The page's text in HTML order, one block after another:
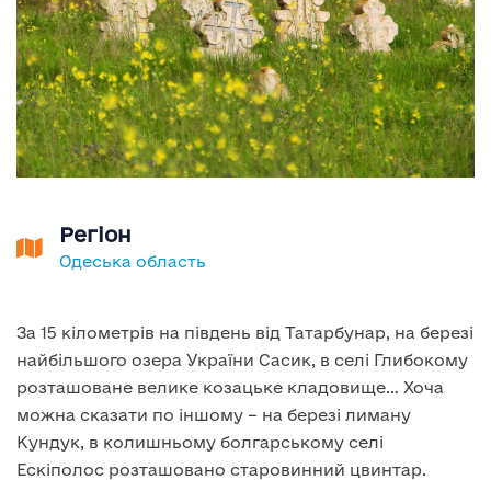
Регіон
Одеська область
За 15 кілометрів на південь від Татарбунар, на березі
найбільшого озера України Сасик, в селі Глибокому
розташоване велике козацьке кладовище… Хоча
можна сказати по іншому – на березі лиману
Кундук, в колишньому болгарському селі
Ескіполос розташовано старовинний цвинтар.